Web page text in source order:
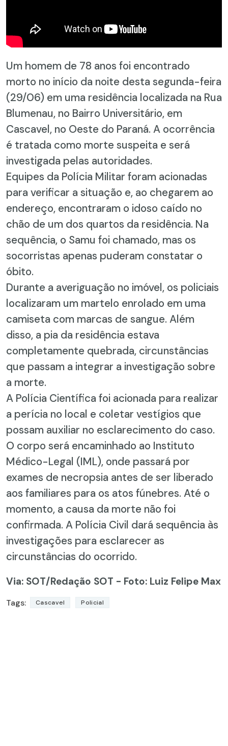
Um homem de 78 anos foi encontrado
morto no início da noite desta segunda-feira
(29/06) em uma residência localizada na Rua
Blumenau, no Bairro Universitário, em
Cascavel, no Oeste do Paraná. A ocorrência
é tratada como morte suspeita e será
investigada pelas autoridades.
Equipes da Polícia Militar foram acionadas
para verificar a situação e, ao chegarem ao
endereço, encontraram o idoso caído no
chão de um dos quartos da residência. Na
sequência, o Samu foi chamado, mas os
socorristas apenas puderam constatar o
óbito.
Durante a averiguação no imóvel, os policiais
localizaram um martelo enrolado em uma
camiseta com marcas de sangue. Além
disso, a pia da residência estava
completamente quebrada, circunstâncias
que passam a integrar a investigação sobre
a morte.
A Polícia Científica foi acionada para realizar
a perícia no local e coletar vestígios que
possam auxiliar no esclarecimento do caso.
O corpo será encaminhado ao Instituto
Médico-Legal (IML), onde passará por
exames de necropsia antes de ser liberado
aos familiares para os atos fúnebres. Até o
momento, a causa da morte não foi
confirmada. A Polícia Civil dará sequência às
investigações para esclarecer as
circunstâncias do ocorrido.
Via: SOT/Redação SOT - Foto: Luiz Felipe Max
Tags: Cascavel Policial